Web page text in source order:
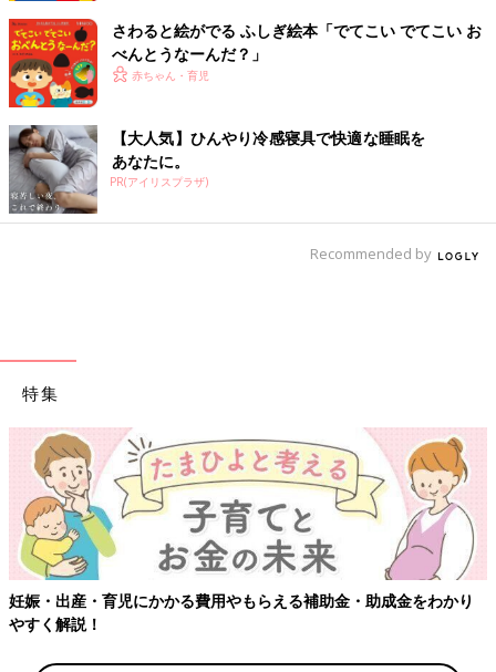
さわると絵がでる ふしぎ絵本「でてこい でてこい お
べんとうなーんだ？」
赤ちゃん・育児
【大人気】ひんやり冷感寝具で快適な睡眠を
あなたに。
PR(アイリスプラザ)
Recommended by
特集
【ワクチン接種できるものも】妊婦の感染症対策、知っておい